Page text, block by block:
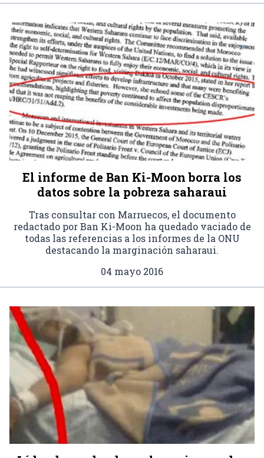
El informe de Ban Ki-Moon borra los
datos sobre la pobreza saharaui
Tras consultar con Marruecos, el documento
redactado por Ban Ki-Moon ha quedado vaciado de
todas las referencias a los informes de la ONU
destacando la marginación saharaui.
04 mayo 2016